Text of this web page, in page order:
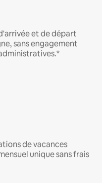
et de départ
sans engagement
de vacances
unique sans frais